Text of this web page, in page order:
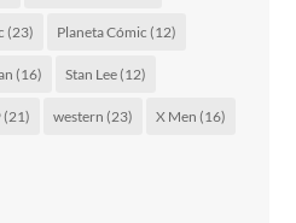
(23) Planeta Cómic (12)
(16) Stan Lee(12)
(21) western (23) X Men (16)